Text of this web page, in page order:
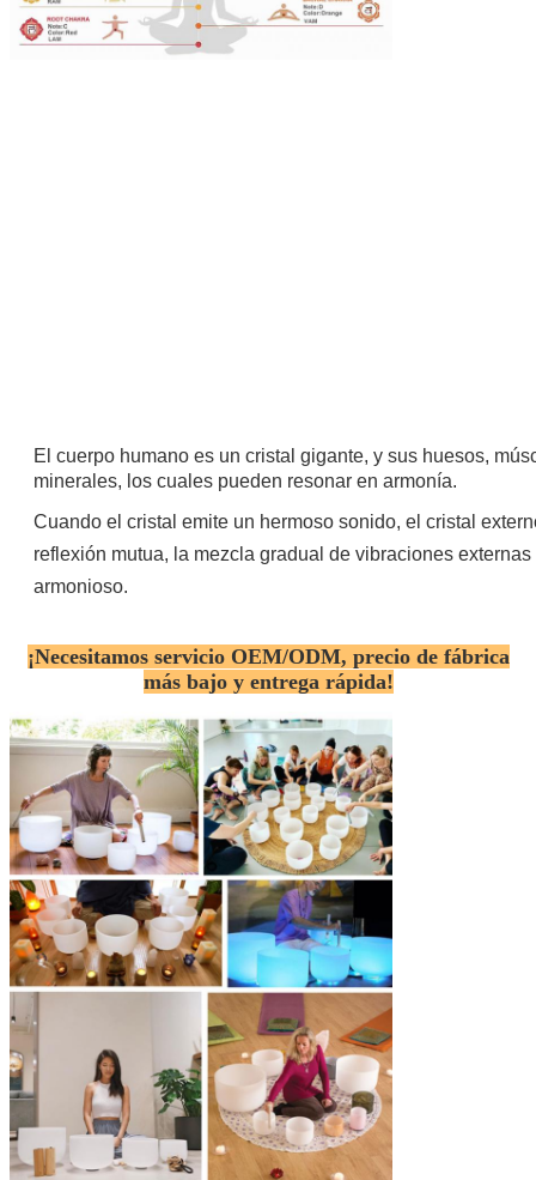
El cuerpo humano es un cristal gigante, y sus huesos,
minerales, los cuales pueden resonar en armonía.
Cuando el cristal emite un hermoso sonido, el cristal
reflexión mutua, la mezcla gradual de vibraciones
armonioso.
¡Necesitamos servicio OEM/ODM, precio de fábrica
más bajo y entrega rápida!